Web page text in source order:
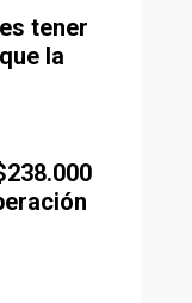
tener
la